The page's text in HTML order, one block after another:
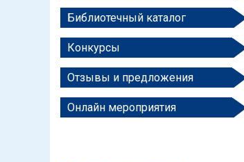
Библиотечный каталог
Конкурсы
Отзывы и предложения
Онлайн мероприятия